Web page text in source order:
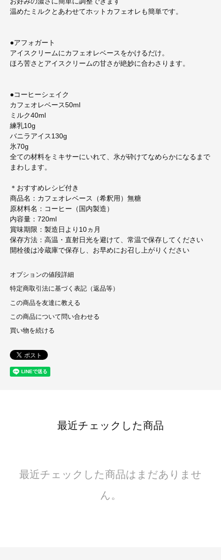
温めたミルクとあわせてホットカフェオレも簡単です。
●アフォガート
アイスクリームにカフェオレベースをかけるだけ。
ほろ苦さとアイスクリームの甘さが絶妙に合わさります。
●コーヒーシェイク
カフェオレベース50ml
ミルク40ml
練乳10g
バニラアイス130g
氷70g
全ての材料をミキサーにいれて、氷が砕けてなめらかになるまで
まわします。
＊おすすめレシピ付き
商品名：カフェオレベース（希釈用）無糖
原材料名：コーヒー（国内製造）
内容量：720ml
賞味期限：製造日より10ヵ月
保存方法：高温・直射日光を避けて、常温で保存してください
開栓後は冷蔵庫で保存し、お早めにお召し上がりください
オプションの値段詳細
特定商取引法に基づく表記（返品等）
この商品を友達に教える
この商品について問い合わせる
買い物を続ける
最近チェックした商品
最近チェックした商品はまだありませ
ん。